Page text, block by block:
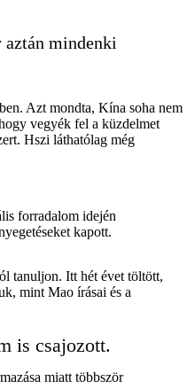
aztán mindenki
Azt mondta, Kína soha nem
vegyék fel a küzdelmet
Hszi láthatólag még
forradalom idején
kapott.
tanuljon. Itt hét évet töltött,
mint Mao írásai és a
is csajozott.
miatt többször